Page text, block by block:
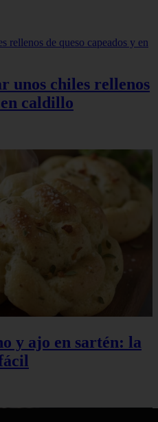
unos chiles rellenos
en caldillo
y ajo en sartén: la